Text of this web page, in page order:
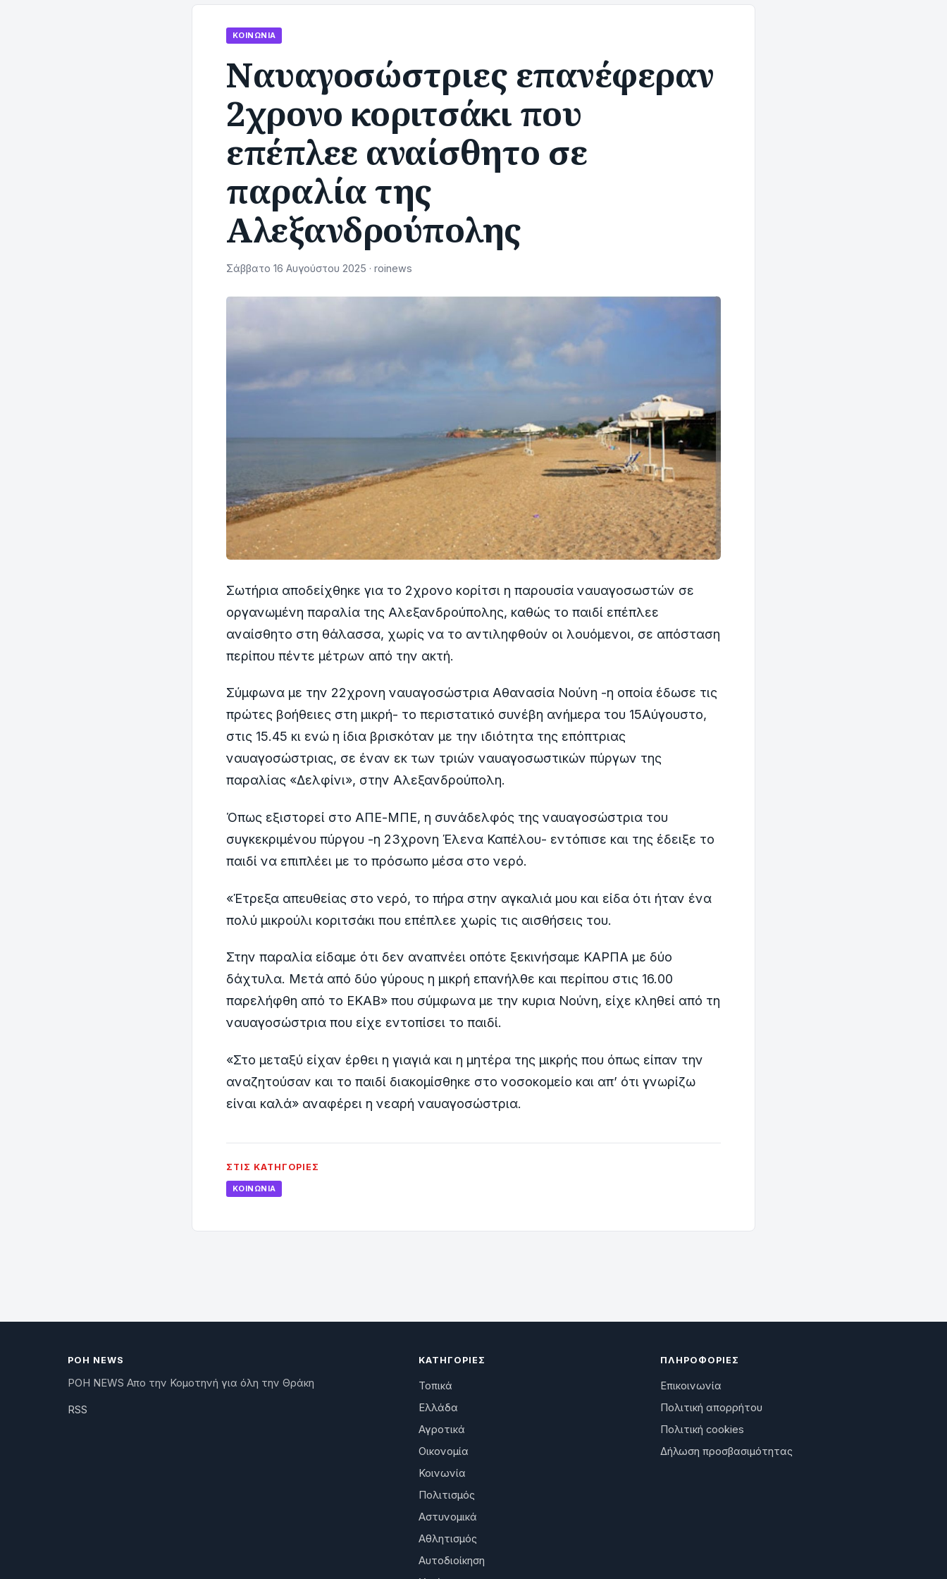
ΚΟΙΝΩΝΊΑ
Ναυαγοσώστριες επανέφεραν
2χρονο κοριτσάκι που
επέπλεε αναίσθητο σε
παραλία της
Αλεξανδρούπολης
Σάββατο 16 Αυγούστου 2025 · roinews
Σωτήρια αποδείχθηκε για το 2χρονο κορίτσι η παρουσία ναυαγοσωστών σε
οργανωμένη παραλία της Αλεξανδρούπολης, καθώς το παιδί επέπλεε
αναίσθητο στη θάλασσα, χωρίς να το αντιληφθούν οι λουόμενοι, σε απόσταση
περίπου πέντε μέτρων από την ακτή.
Σύμφωνα με την 22χρονη ναυαγοσώστρια Αθανασία Νούνη -η οποία έδωσε τις
πρώτες βοήθειες στη μικρή- το περιστατικό συνέβη ανήμερα του 15Αύγουστο,
στις 15.45 κι ενώ η ίδια βρισκόταν με την ιδιότητα της επόπτριας
ναυαγοσώστριας, σε έναν εκ των τριών ναυαγοσωστικών πύργων της
παραλίας «Δελφίνι», στην Αλεξανδρούπολη.
Όπως εξιστορεί στο ΑΠΕ-ΜΠΕ, η συνάδελφός της ναυαγοσώστρια του
συγκεκριμένου πύργου -η 23χρονη Έλενα Καπέλου- εντόπισε και της έδειξε το
παιδί να επιπλέει με το πρόσωπο μέσα στο νερό.
«Έτρεξα απευθείας στο νερό, το πήρα στην αγκαλιά μου και είδα ότι ήταν ένα
πολύ μικρούλι κοριτσάκι που επέπλεε χωρίς τις αισθήσεις του.
Στην παραλία είδαμε ότι δεν αναπνέει οπότε ξεκινήσαμε ΚΑΡΠΑ με δύο
δάχτυλα. Μετά από δύο γύρους η μικρή επανήλθε και περίπου στις 16.00
παρελήφθη από το ΕΚΑΒ» που σύμφωνα με την κυρια Νούνη, είχε κληθεί από τη
ναυαγοσώστρια που είχε εντοπίσει το παιδί.
«Στο μεταξύ είχαν έρθει η γιαγιά και η μητέρα της μικρής που όπως είπαν την
αναζητούσαν και το παιδί διακομίσθηκε στο νοσοκομείο και απ’ ότι γνωρίζω
είναι καλά» αναφέρει η νεαρή ναυαγοσώστρια.
ΣΤΙΣ ΚΑΤΗΓΟΡΊΕΣ
ΚΟΙΝΩΝΊΑ
ΡΟΗ NEWS
ΡΟΗ NEWS Απο την Κομοτηνή για όλη την Θράκη
RSS
ΚΑΤΗΓΟΡΊΕΣ
Τοπικά
Ελλάδα
Αγροτικά
Οικονομία
Κοινωνία
Πολιτισμός
Αστυνομικά
Αθλητισμός
Αυτοδιοίκηση
ΠΛΗΡΟΦΟΡΊΕΣ
Επικοινωνία
Πολιτική απορρήτου
Πολιτική cookies
Δήλωση προσβασιμότητας